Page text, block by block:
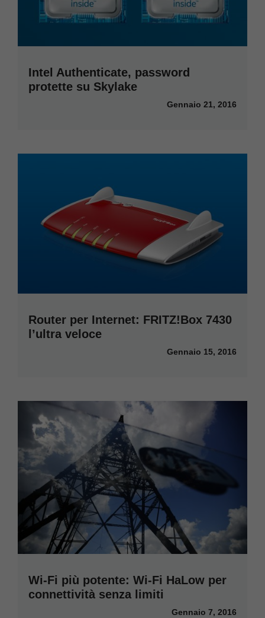
Intel Authenticate, password
protette su Skylake
Gennaio 21, 2016
Router per Internet: FRITZ!Box 7430
l’ultra veloce
Gennaio 15, 2016
Wi-Fi più potente: Wi-Fi HaLow per
connettività senza limiti
Gennaio 7, 2016